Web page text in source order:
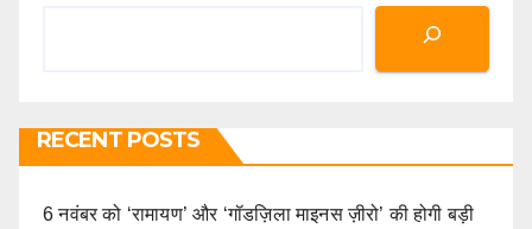
RECENT POSTS
6 नवंबर को ‘रामायण’ और ‘गॉडज़िला माइनस ज़ीरो’ की होगी बड़ी